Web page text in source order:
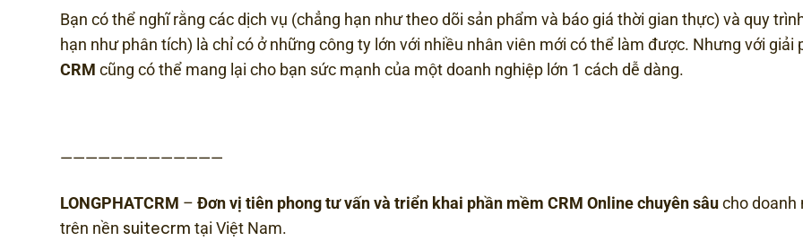
Bạn có thể nghĩ rằng các dịch vụ (chẳng hạn như theo dõi sản phẩm và báo giá thời gian thực) và quy
hạn như phân tích) là chỉ có ở những công ty lớn với nhiều nhân viên mới có thể làm được. Nhưng với giải
CRM cũng có thể mang lại cho bạn sức mạnh của một doanh nghiệp lớn 1 cách dễ dàng.
—————————————
LONGPHATCRM – Đơn vị tiên phong tư vấn và triển khai phần mềm CRM Online chuyên sâucho doanh
trên nền suitecrm tại Việt Nam.